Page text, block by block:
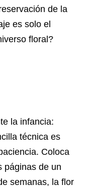
de la
es solo el
floral?
la infancia:
técnica es
Coloca
páginas de un
semanas, la flor